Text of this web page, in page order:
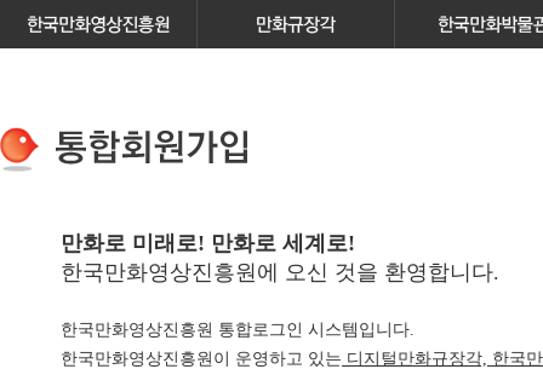
만화로 미래로! 만화로 세계로!
한국만화영상진흥원에 오신 것을 환영합니다.
한국만화영상진흥원 통합로그인 시스템입니다.
한국만화영상진흥원이 운영하고 있는 디지털만화규장각, 한국